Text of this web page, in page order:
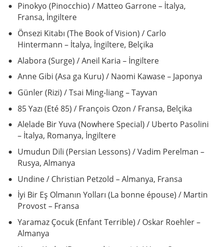
Pinokyo (Pinocchio) / Matteo Garrone – İtalya,
Fransa, İngiltere
Önsezi Kitabı (The Book of Vision) / Carlo
Hintermann – İtalya, İngiltere, Belçika
Alabora (Surge) / Aneil Karia – İngiltere
Anne Gibi (Asa ga Kuru) / Naomi Kawase – Japonya
Günler (Rizi) / Tsai Ming-liang – Tayvan
85 Yazı (Eté 85) / François Ozon / Fransa, Belçika
Alelade Bir Yuva (Nowhere Special) / Uberto Pasolini
– İtalya, Romanya, İngiltere
Umudun Dili (Persian Lessons) / Vadim Perelman –
Rusya, Almanya
Undine / Christian Petzold – Almanya, Fransa
İyi Bir Eş Olmanın Yolları (La bonne épouse) / Martin
Provost – Fransa
Yaramaz Çocuk (Enfant Terrible) / Oskar Roehler –
Almanya